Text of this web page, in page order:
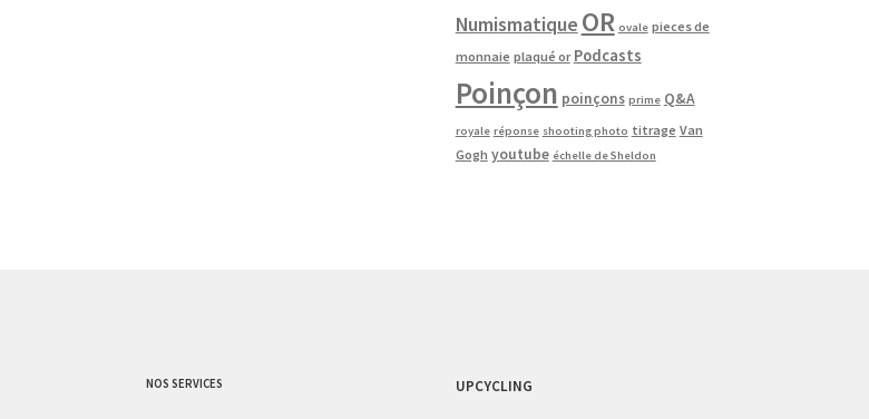
Numismatique OR ovale pieces de
monnaie plaqué or Podcasts
Poinçon poinçons prime Q&A
royale réponse shooting photo titrage Van
Gogh youtube échelle de Sheldon
NOS SERVICES UPCYCLING